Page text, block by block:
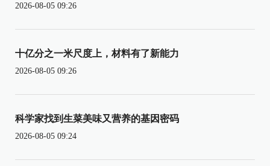
2026-08-05 09:26
十亿分之一米尺度上，材料有了新能力
2026-08-05 09:26
科学家找到生菜美味又营养的基因密码
2026-08-05 09:24